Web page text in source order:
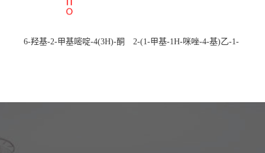
6-羟基-2-甲基嘧啶-4(3H)-酮
2-(1-甲基-1H-咪唑-4-基)乙-1-